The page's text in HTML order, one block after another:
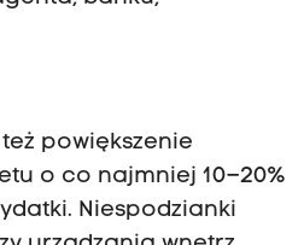
powiększenie
o co najmniej 10–20%
Niespodzianki